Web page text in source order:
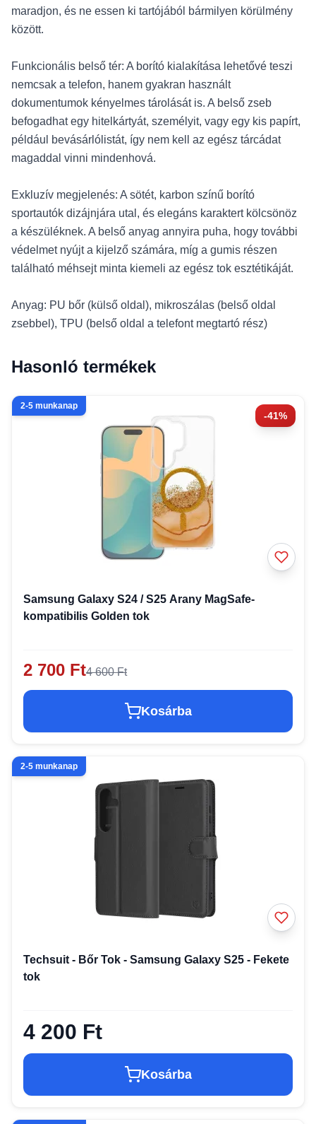
maradjon, és ne essen ki tartójából bármilyen körülmény
között.
Funkcionális belső tér: A borító kialakítása lehetővé teszi
nemcsak a telefon, hanem gyakran használt
dokumentumok kényelmes tárolását is. A belső zseb
befogadhat egy hitelkártyát, személyit, vagy egy kis papírt,
például bevásárlólistát, így nem kell az egész tárcádat
magaddal vinni mindenhová.
Exkluzív megjelenés: A sötét, karbon színű borító
sportautók dizájnjára utal, és elegáns karaktert kölcsönöz
a készüléknek. A belső anyag annyira puha, hogy további
védelmet nyújt a kijelző számára, míg a gumis részen
található méhsejt minta kiemeli az egész tok esztétikáját.
Anyag: PU bőr (külső oldal), mikroszálas (belső oldal
zsebbel), TPU (belső oldal a telefont megtartó rész)
Hasonló termékek
-41%
2-5 munkanap
Samsung Galaxy S24 / S25 Arany MagSafe-
kompatibilis Golden tok
2 700 Ft4 600 Ft
Kosárba
2-5 munkanap
Techsuit - Bőr Tok - Samsung Galaxy S25 - Fekete
tok
4 200 Ft
Kosárba